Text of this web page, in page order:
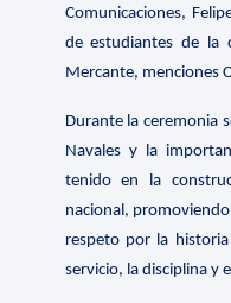
Comunicaciones,
de estudiantes de la
Mercante, menciones
Durante la ceremonia
Navales y la
tenido en la
nacional,
respeto por la
servicio, la disciplina y